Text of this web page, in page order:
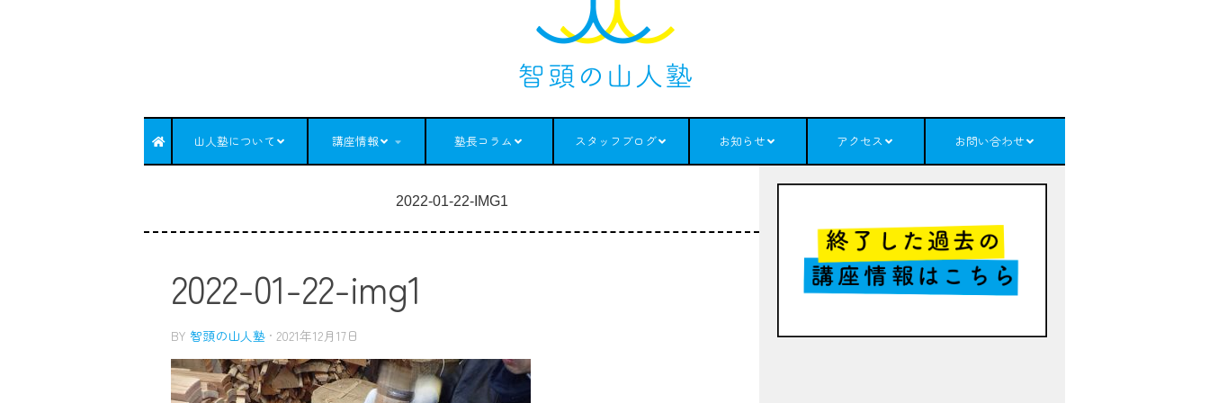
山人塾について 講座情報 塾長コラム スタッフブログ お知らせ アクセス お問い合わせ
2022-01-22-IMG1
2022-01-22-img1
BY 智頭の山人塾 · 2021年12月17日